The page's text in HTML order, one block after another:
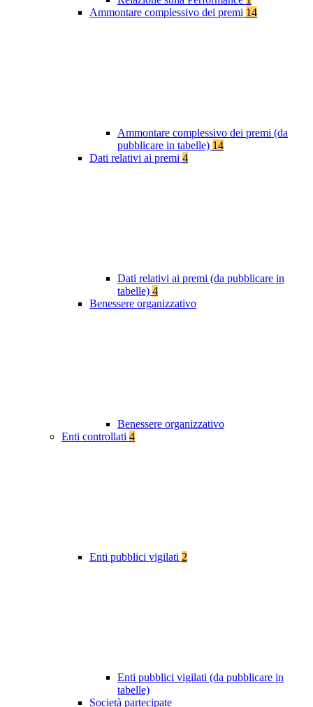
Ammontare complessivo dei premi 14
Ammontare complessivo dei premi (da
pubblicare in tabelle) 14
Dati relativi ai premi 4
Dati relativi ai premi (da pubblicare in
tabelle) 4
Benessere organizzativo
Benessere organizzativo
Enti controllati 4
Enti pubblici vigilati 2
Enti pubblici vigilati (da pubblicare in
tabelle)
Società partecipate